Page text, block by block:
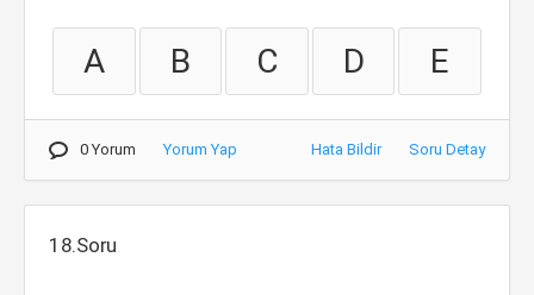
A B C D E
0 Yorum Yorum Yap Hata Bildir Soru Detay
18.Soru